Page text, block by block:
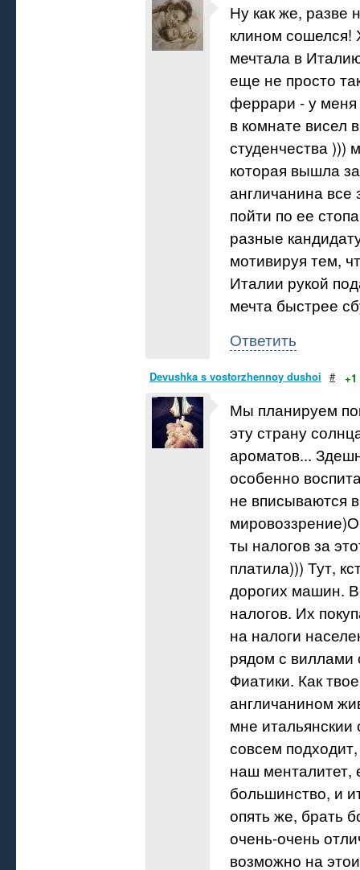
Ну как же, разве
клином сошелся!
мечтала в
еще не просто
феррари - у меня
в комнате висел
студенчества )))
которая вышла
англичанина
пойти по ее
разные
мотивируя тем,
Италии рукой
мечта быстрее
Ответить
Devushka s vostorzhennoy dushoi # +1
Мы планируем
эту страну
ароматов...
особенно
не вписываются
ты налогов за
платила))) Тут,
дорогих машин.
налогов. Их
на налоги
рядом с виллами
Фиатики. Как
англичанином
мне итальянскии
совсем
наш менталитет,
большинство, и
опять же, брать
очень-очень
возможно на